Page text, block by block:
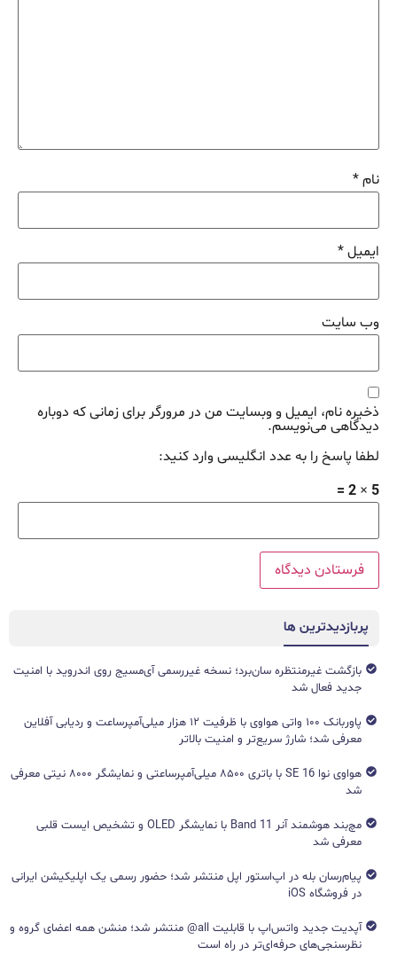
نام*
ایمیل*
وب‌ سایت
ذخیره نام، ایمیل و وبسایت من در مرورگر برای زمانی که دوباره
دیدگاهی می‌نویسم.
لطفا پاسخ را به عدد انگلیسی وارد کنید:
پربازدیدترین ها
بازگشت غیرمنتظره سان‌برد؛ نسخه غیررسمی آی‌مسیج روی اندروید با امنیت
جدید فعال شد
پاوربانک ۱۰۰ واتی هواوی با ظرفیت ۱۲ هزار میلی‌آمپرساعت و ردیابی آفلاین
معرفی شد؛ شارژ سریع‌تر و امنیت بالاتر
هواوی نوا 16 SE با باتری ۸۵۰۰ میلی‌آمپرساعتی و نمایشگر ۸۰۰۰ نیتی معرفی
مچ‌بند هوشمند آنر Band 11 با نمایشگر OLED و تشخیص ایست قلبی
معرفی شد
پیام‌رسان بله در اپ‌استور اپل منتشر شد؛ حضور رسمی یک اپلیکیشن ایرانی
در فروشگاه iOS
آپدیت جدید واتس‌اپ با قابلیت all@ منتشر شد؛ منشن همه اعضای گروه و
نظرسنجی‌های حرفه‌ای‌تر در راه است